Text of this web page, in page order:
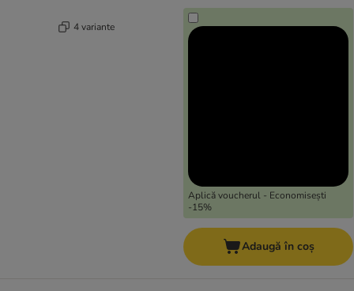
4 variante
Aplică voucherul - Economisești
-15%
Adaugă în coș